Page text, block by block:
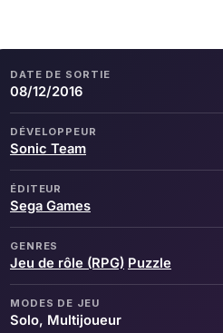
DATE DE SORTIE
08/12/2016
DÉVELOPPEUR
Sonic Team
ÉDITEUR
Sega Games
GENRES
Jeu de rôle (RPG) Puzzle
MODES DE JEU
Solo, Multijoueur